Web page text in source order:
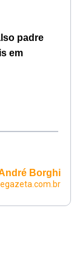
padre
em
Borghi